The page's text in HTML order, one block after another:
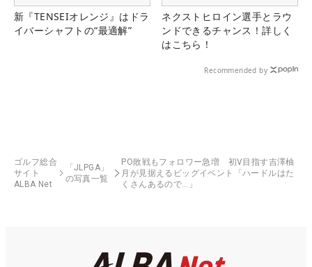
新『TENSEIオレンジ』はドラ
イバーシャフトの“最適解”
ネクストヒロイン選手とラウ
ンドできるチャンス！詳しく
はこちら！
Recommended by
ゴルフ総合
サイト
ALBA Net
「JLPGA」
の写真一覧
PO敗戦もフォロワー急増 初V目指す吉澤柚
月が見据えるビッグイベント「ハードルはた
くさんあるので…」